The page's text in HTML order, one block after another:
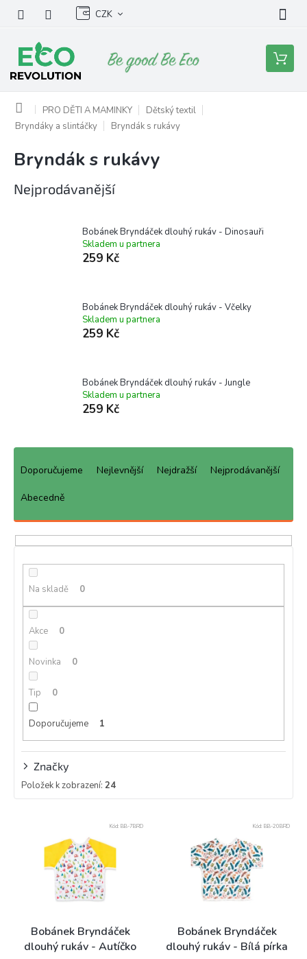
obsah
CZK
Nákupní
košík
Domů PRO DĚTI A MAMINKY
Dětský textil
Bryndáky a slintáčky
Bryndák s rukávy
Bryndák s rukávy
Nejprodávanější
Bobánek Bryndáček dlouhý rukáv - Dinosauři
Skladem u partnera
259 Kč
Bobánek Bryndáček dlouhý rukáv - Včelky
Skladem u partnera
259 Kč
Bobánek Bryndáček dlouhý rukáv - Jungle
Skladem u partnera
259 Kč
Ř
p
Doporučujeme Nejlevnější Nejdražší Nejprodávanější
Abecedně
Na skladě 0
Akce 0
Novinka 0
Tip 0
Doporučujeme 1
Značky
Položek k zobrazení: 24
Bobánek Bryndáček
dlouhý rukáv - Autíčko
Kód: BB-7BRD
Bobánek Bryndáček
dlouhý rukáv - Bílá pírka
Kód: BB-20BRD